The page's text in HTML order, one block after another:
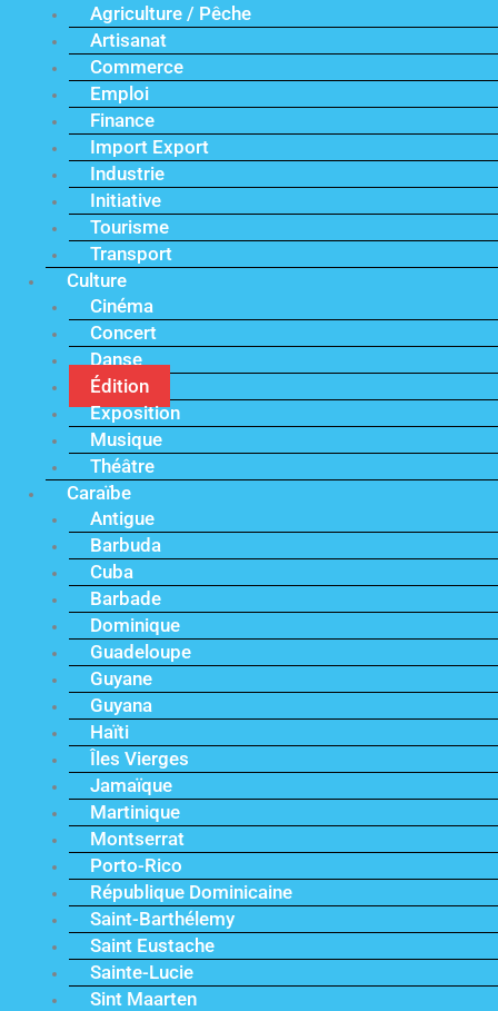
Agriculture / Pêche
Artisanat
Commerce
Emploi
Finance
Import Export
Industrie
Initiative
Tourisme
Transport
Culture
Cinéma
Concert
Danse
Édition
Exposition
Musique
Théâtre
Caraïbe
Antigue
Barbuda
Cuba
Barbade
Dominique
Guadeloupe
Guyane
Guyana
Haïti
Îles Vierges
Jamaïque
Martinique
Montserrat
Porto-Rico
République Dominicaine
Saint-Barthélemy
Saint Eustache
Sainte-Lucie
Sint Maarten